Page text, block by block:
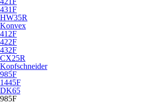
431F
HW35R
Konvex
412F
422F
432F
CX25R
Kopfschneider
985F
1445F
DK65
985F